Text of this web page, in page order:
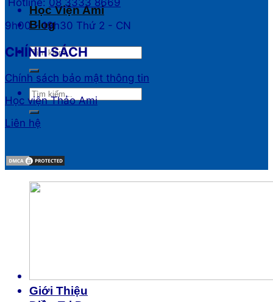
Học Viện Ami
Blog
Hotline: 08 3333 8669
9h00 - 19h30 Thứ 2 - CN
CHÍNH SÁCH
Chính sách bảo mật thông tin
Học viện Thảo Ami
Liên hệ
Giới Thiệu